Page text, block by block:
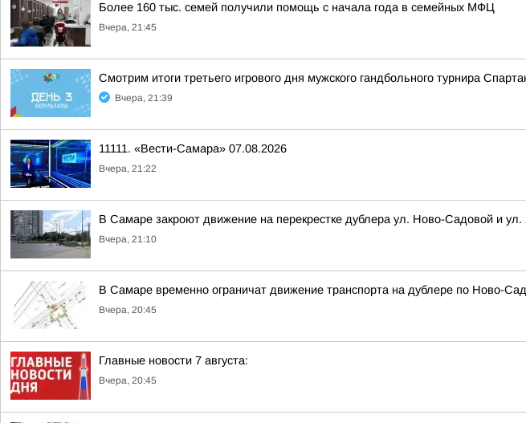
Более 160 тыс. семей получили помощь с начала года в семейных МФЦ
Вчера, 21:45
Смотрим итоги третьего игрового дня мужского гандбольного турнира
Вчера, 21:39
11111. «Вести-Самара» 07.08.2026
Вчера, 21:22
В Самаре закроют движение на перекрестке дублера ул. Ново-Садовой и ул.
Вчера, 21:10
В Самаре временно ограничат движение транспорта на дублере по Ново-
Вчера, 20:45
Главные новости 7 августа:
Вчера, 20:45